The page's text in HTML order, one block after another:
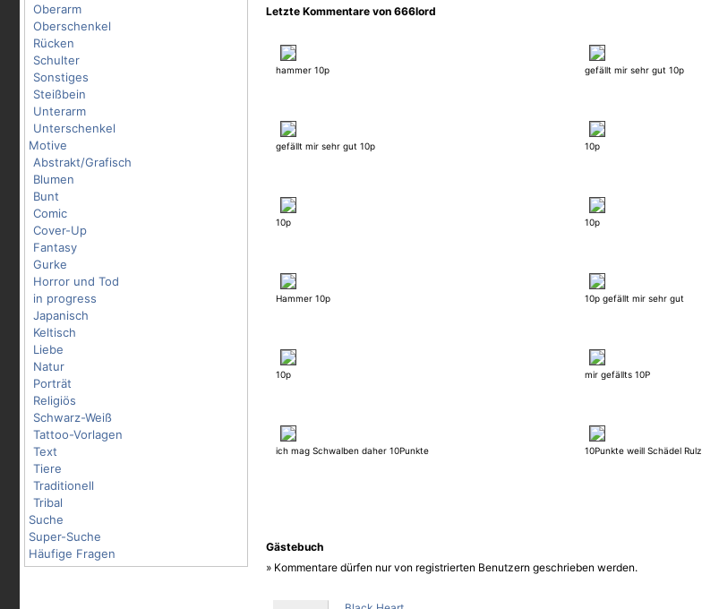
Oberarm
Oberschenkel
Rücken
Schulter
Sonstiges
Steißbein
Unterarm
Unterschenkel
Motive
Abstrakt/Grafisch
Blumen
Bunt
Comic
Cover-Up
Fantasy
Gurke
Horror und Tod
in progress
Japanisch
Keltisch
Liebe
Natur
Porträt
Religiös
Schwarz-Weiß
Tattoo-Vorlagen
Text
Tiere
Traditionell
Tribal
Suche
Super-Suche
Häufige Fragen
Letzte Kommentare von 666lord
hammer 10p gefällt mir sehr gut 10p
gefällt mir sehr gut 10p 10p
10p 10p
Hammer 10p 10p gefällt mir sehr gut
10p mir gefällts 10P
ich mag Schwalben daher 10Punkte 10Punkte weill Schädel Rulz
Gästebuch
» Kommentare dürfen nur von registrierten Benutzern geschrieben werden.